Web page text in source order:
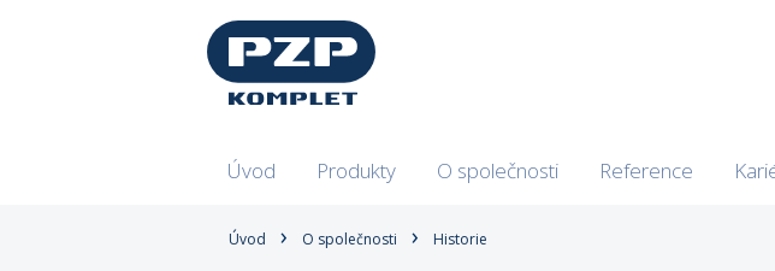
Úvod Produkty O společnosti Reference
Úvod O společnosti Historie